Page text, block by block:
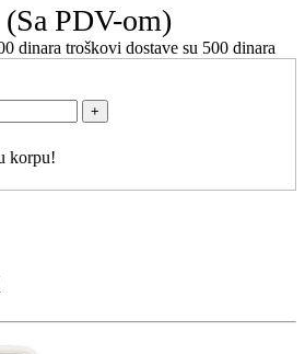
(Sa PDV-om)
dinara troškovi dostave su 500 dinara
+
korpu!